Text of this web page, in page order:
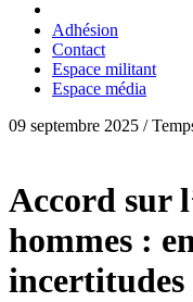
Adhésion
Contact
Espace militant
Espace média
09 septembre 2025 /
Accord sur
hommes :
incertitudes